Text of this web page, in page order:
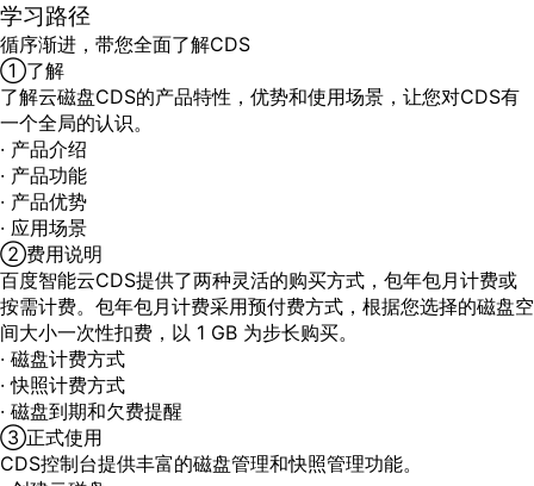
学习路径
循序渐进，带您全面了解CDS
①了解
了解云磁盘CDS的产品特性，优势和使用场景，让您对CDS有
一个全局的认识。
· 产品介绍
· 产品功能
· 产品优势
· 应用场景
②费用说明
百度智能云CDS提供了两种灵活的购买方式，包年包月计费或
按需计费。包年包月计费采用预付费方式，根据您选择的磁盘空
间大小一次性扣费，以 1 GB 为步长购买。
· 磁盘计费方式
·快照计费方式
· 磁盘到期和欠费提醒
③正式使用
CDS控制台提供丰富的磁盘管理和快照管理功能。